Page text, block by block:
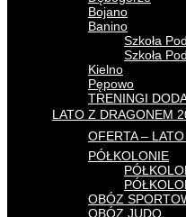
Bojano
Banino
Szkoła
Szkoła
Kielno
Pępowo
TRENINGI
LATO Z DRAGONEM
OFERTA –
PÓŁKOLONIE
OBÓZ
OBÓZ JUDO